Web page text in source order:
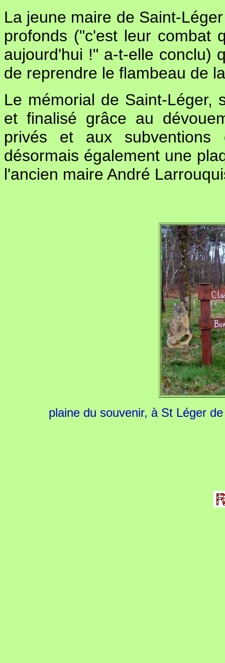
La jeune maire de Saint-
profonds ("c'est leur combat
aujourd'hui !" a-t-elle conclu)
de reprendre le flambeau de
Le mémorial de Saint-Léger,
et finalisé grâce au
privés et aux subventions
désormais également une
l'ancien maire André
plaine du souvenir, à St Léger